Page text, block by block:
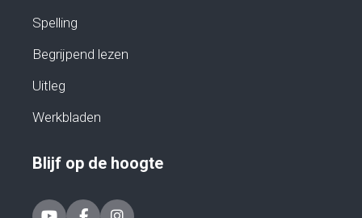
Spelling
Begrijpend lezen
Uitleg
Werkbladen
Blijf op de hoogte